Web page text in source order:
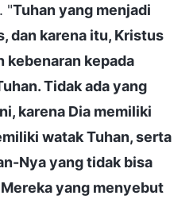
. "Tuhan yang menjadi
dan karena itu, Kristus
kebenaran kepada
Tidak ada yang
karena Dia memiliki
watak Tuhan, serta
Nya yang tidak bisa
yang menyebut